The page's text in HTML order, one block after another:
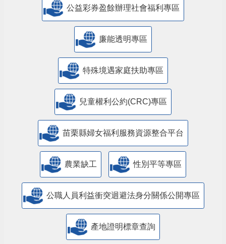
公益彩券盈餘辦理社會福利專區
廉能透明專區
特殊境遇家庭扶助專區
兒童權利公約(CRC)專區
苗栗縣婦女福利服務資源整合平台
農業缺工 性別平等專區
公職人員利益衝突迴避法身分關係公開專區
產地證明標章查詢